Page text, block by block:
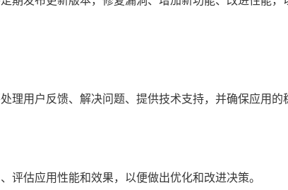
用户反馈、解决问题、提供技术支持，并确保应用的
估应用性能和效果，以便做出优化和改进决策。